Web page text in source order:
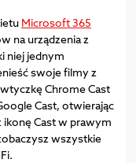
Microsoft 365
na urządzenia z
niej jednym
swoje filmy z
Chrome Cast
Cast, otwierając
Cast w prawym
wszystkie